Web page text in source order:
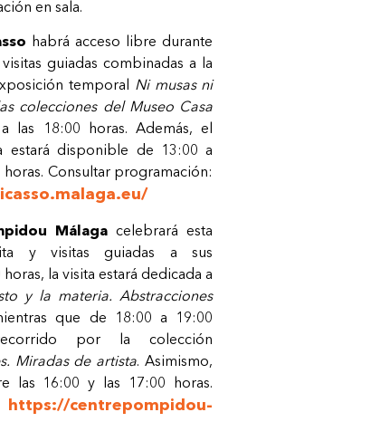
en sala.
habrá acceso libre durante
guiadas combinadas a la
temporal Ni musas ni
colecciones del Museo Casa
las 18:00 horas. Además, el
estará disponible de 13:00 a
Consultar programación:
Málaga celebrará esta
y visitas guiadas a sus
la visita estará dedicada a
y la materia. Abstracciones
que de 18:00 a 19:00
por la colección
Miradas de artista. Asimismo,
las 16:00 y las 17:00 horas.
https://centrepompidou-